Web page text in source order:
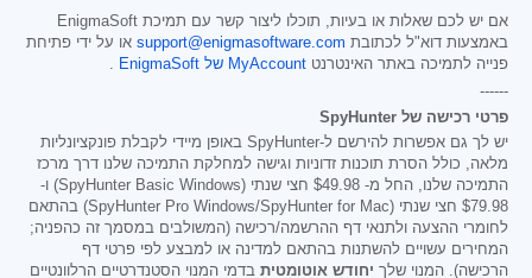
אם יש לכם שאלות או בעיות, תוכלו ליצור קשר עם תמיכת EnigmaSoft
באמצעות דוא"ל לכתובת support@enigmasoftware.com או על ידי פתיחת
פנייה לתמיכה באתר האינטרנט MyAccount של EnigmaSoft
.
------
פרטי רכישה של SpyHunter
יש לך גם אפשרות להירשם ל-SpyHunter באופן מיידי לקבלת פונקציונליות
מלאה, כולל הסרת תוכנות זדוניות וגישה למחלקת התמיכה שלנו דרך מרכז
התמיכה שלנו, החל מ- $49.98 חצי שנתי (SpyHunter Basic Windows) ו-
$79.98
חצי שנתי (SpyHunter Pro Windows/SpyHunter for Mac) בהתאם
לחומרי ההצעה ולתנאי דף ההרשמה/רכישה (המשולבים במסמך זה כהפניה;
המחירים עשויים להשתנות בהתאם למדינה או למבצע לפי פרטי דף
הרכישה). המנוי שלך יחודש אוטומטית בדמי המנוי הסטנדרטיים הרלוונטיים